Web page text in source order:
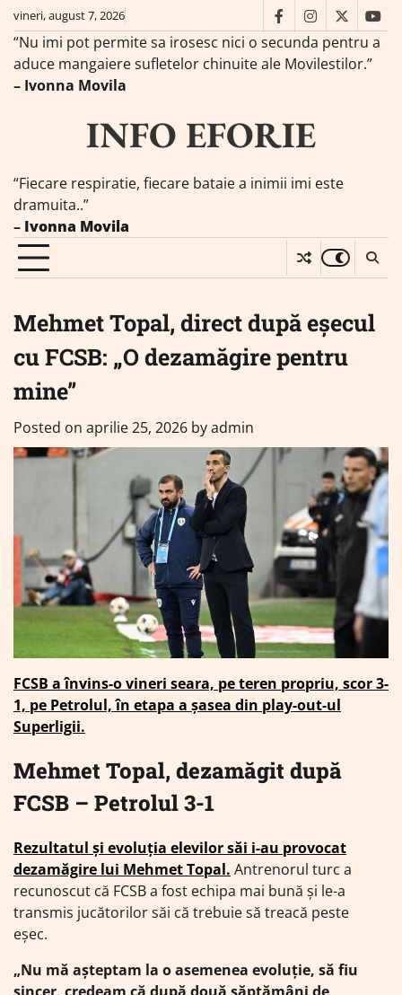
Skip
content
vineri, august 7, 2026 facebookinstagram
twitter
“Nu imi pot permite sa irosesc nici o secunda pentru a
aduce mangaiere sufletelor chinuite ale Movilestilor.”
– Ivonna Movila
INFO EFORIE
“Fiecare respiratie, fiecare bataie a inimii imi este
dramuita..”
– Ivonna Movila
Mehmet Topal, direct după eșecul
cu FCSB: „O dezamăgire pentru
mine”
Posted on aprilie 25, 2026 byadmin
FCSB a învins-o vineri seara, pe teren propriu, scor 3-
1, pe Petrolul, în etapa a şasea din play-out-ul
Superligii.
Mehmet Topal, dezamăgit după
FCSB – Petrolul 3-1
Rezultatul și evoluția elevilor săi i-au provocat
dezamăgire lui Mehmet Topal. Antrenorul turc a
recunoscut că FCSB a fost echipa mai bună și le-a
transmis jucătorilor săi că trebuie să treacă peste
eșec.
„Nu mă așteptam la o asemenea evoluție, să fiu